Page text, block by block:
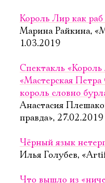
Король Лир как раб
Марина Райкина,
1.03.2019
Спектакль
«Мастерская
король словно
Анастасия
правда», 27.02.2019
Чёрный язык
Илья Голубев,
Что вышло из